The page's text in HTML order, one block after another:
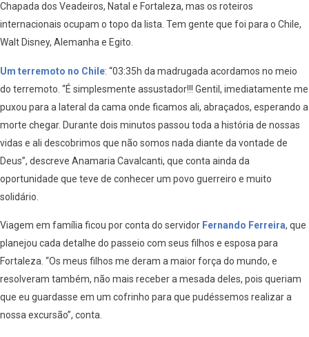
Chapada dos Veadeiros, Natal e Fortaleza, mas os roteiros
internacionais ocupam o topo da lista. Tem gente que foi para o Chile,
Walt Disney, Alemanha e Egito.
Um terremoto no Chile: “03:35h da madrugada acordamos no meio
do terremoto. “É simplesmente assustador!!! Gentil, imediatamente me
puxou para a lateral da cama onde ficamos ali, abraçados, esperando a
morte chegar. Durante dois minutos passou toda a história de nossas
vidas e ali descobrimos que não somos nada diante da vontade de
Deus”, descreve Anamaria Cavalcanti, que conta ainda da
oportunidade que teve de conhecer um povo guerreiro e muito
solidário.
Viagem em família ficou por conta do servidor Fernando Ferreira, que
planejou cada detalhe do passeio com seus filhos e esposa para
Fortaleza. “Os meus filhos me deram a maior força do mundo, e
resolveram também, não mais receber a mesada deles, pois queriam
que eu guardasse em um cofrinho para que pudéssemos realizar a
nossa excursão”, conta.